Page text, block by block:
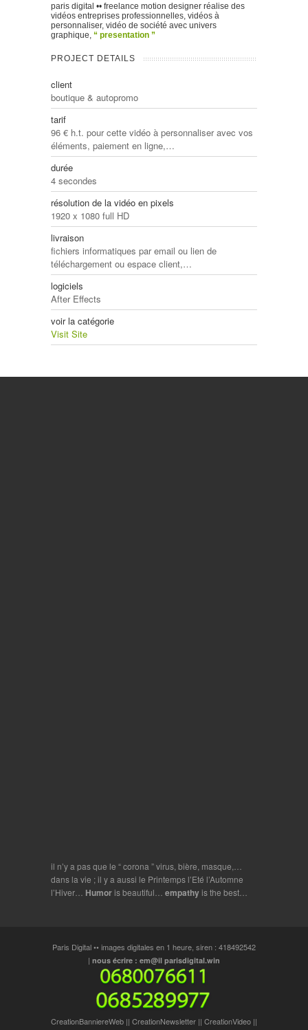
paris digital •• freelance motion designer réalise des
vidéos entreprises professionnelles, vidéos à
personnaliser, vidéo de société avec univers
graphique, “ presentation ”
PROJECT DETAILS
client
boutique & autopromo
tarif
96 € h.t. pour cette vidéo à personnaliser avec vos
éléments, paiement en ligne,…
durée
4 secondes
résolution de la vidéo en pixels
1920 x 1080 full HD
livraison
fichiers informatiques par email ou lien de
téléchargement ou espace client,…
logiciels
After Effects
voir la catégorie
Visit Site
il n’y a pas que le “ corona ” virus, bière, masque,…
dans la vie ; il y a aussi le Printemps l’Eté l’Automne
l’Hiver… Humoris beautiful… empathyis the best…
Paris Digital •• images digitales en 1 heure, siren : 418492542
| nous écrire : em@il parisdigital.win
CreationBanniereWeb || CreationNewsletter || CreationVideo ||